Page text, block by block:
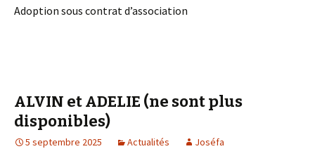
Adoption sous contrat d’association
ALVIN et ADELIE (ne sont plus
disponibles)
5 septembre 2025 Actualités Joséfa